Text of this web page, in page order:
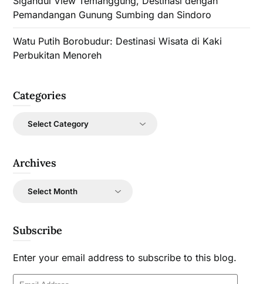
Pemandangan Gunung Sumbing dan Sindoro
Watu Putih Borobudur: Destinasi Wisata di Kaki
Perbukitan Menoreh
Categories
Categories
Archives
Archives
Subscribe
Enter your email address to subscribe to this blog.
Email